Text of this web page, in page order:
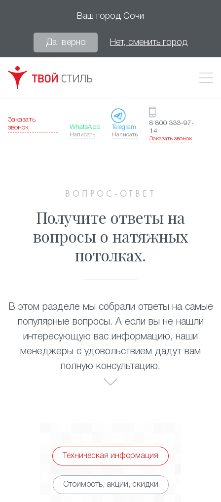
Ваш город Сочи
Да, верно Нет, сменить город
Заказать
звонок
WhatsApp
Написать
Telegram
Написать
8 800 333-97-
14
Заказать звонок
ВОПРОС-ОТВЕТ
Получите ответы на
вопросы о натяжных
потолках.
В этом разделе мы собрали ответы на самые
популярные вопросы. А если вы не нашли
интересующую вас информацию, наши
менеджеры с удовольствием дадут вам
полную консультацию.
Техническая информация
Стоимость, акции, скидки